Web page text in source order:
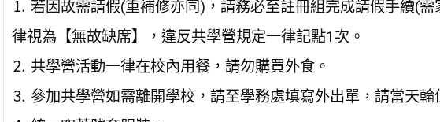
⒈ 若因故需請假(重補修亦同)，請務必至註冊組完成請假手續(
律視為【無故缺席】，違反共學營規定一律記點1次。
⒉ 共學營活動一律在校內用餐，請勿購買外食。
⒊ 參加共學營如需離開學校，請至學務處填寫外出單，請當天輪